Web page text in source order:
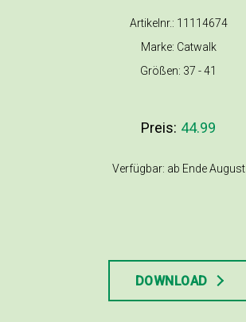
Artikelnr.: 11114674
Marke: Catwalk
Größen: 37 - 41
Preis: 44.99
Verfügbar: ab Ende August
DOWNLOAD